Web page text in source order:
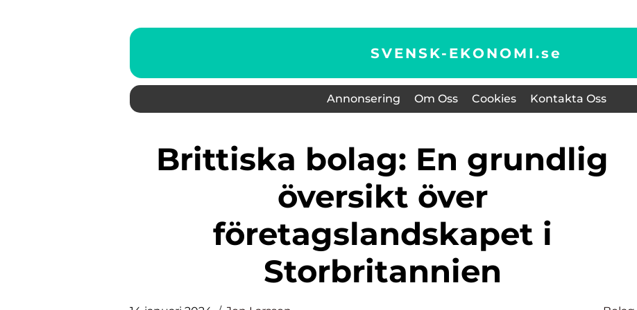
SVENSK-EKONOMI.se
Annonsering Om Oss Cookies Kontakta Oss
Brittiska bolag: En grundlig
översikt över
företagslandskapet i
Storbritannien